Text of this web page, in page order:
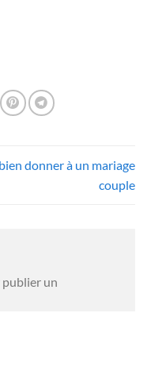
donner à un mariage
couple
un